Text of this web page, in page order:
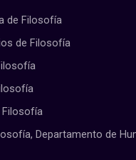
de Filosofía
de Filosofía
Filosofía
Departamento de